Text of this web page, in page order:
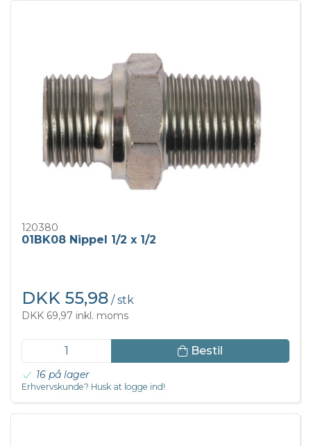
120380
01BK08 Nippel 1/2 x 1/2
DKK 55,98 / stk
DKK 69,97 inkl. moms
Bestil
16 på lager
Erhvervskunde? Husk at logge ind!